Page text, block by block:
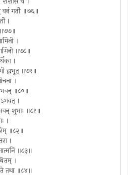
वनं गतौ ॥७६॥
।
॥७७॥
।
॥७८॥
।
ह्यभूत् ॥७९॥
।
॥८०॥
।
शुभाः ॥८१॥
।
॥८२॥
।
॥८३॥
।
ते तथा ॥८४॥